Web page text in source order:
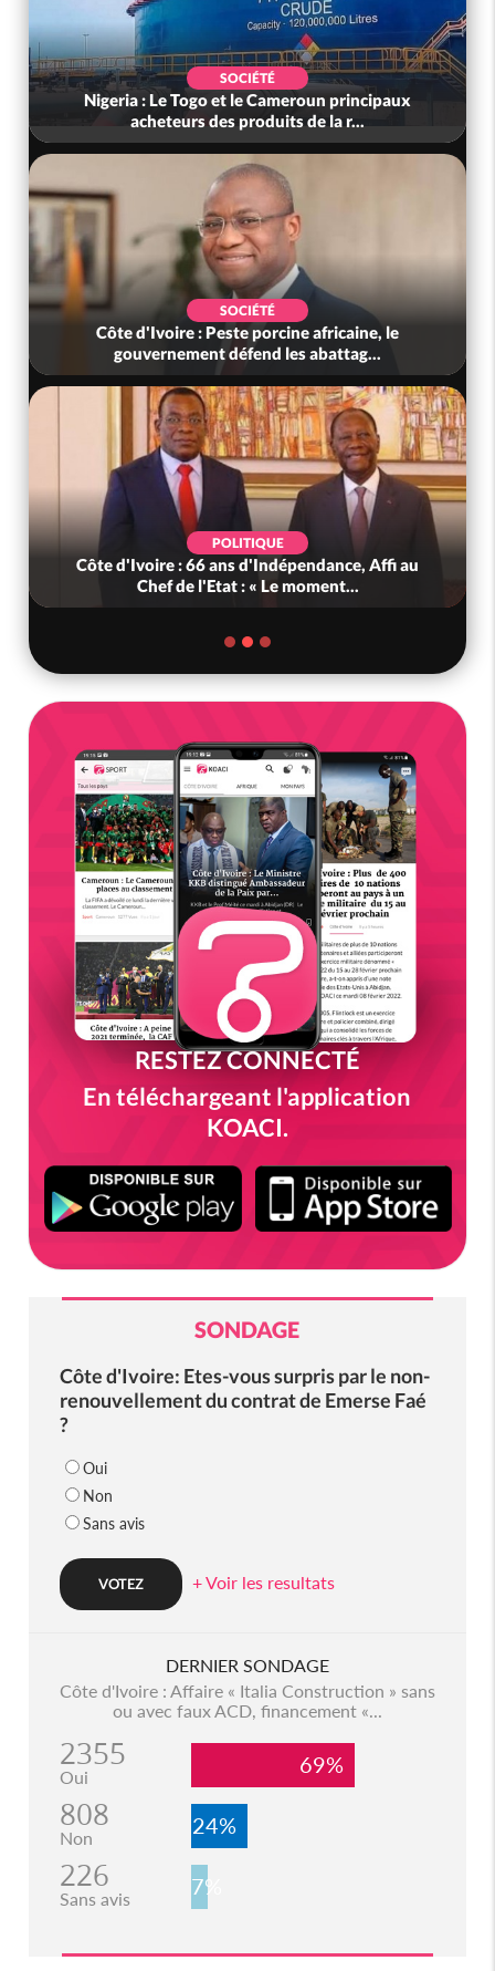
SOCIÉTÉ
Nigeria : Le Togo et le Cameroun principaux
acheteurs des produits de la r...
SOCIÉTÉ
Côte d'Ivoire : Peste porcine africaine, le
gouvernement défend les abattag...
POLITIQUE
Côte d'Ivoire : 66 ans d'Indépendance, Affi au
Chef de l'Etat : « Le moment...
RESTEZ CONNECTÉ
En téléchargeant l'application
KOACI.
SONDAGE
Côte d'Ivoire: Etes-vous surpris par le non-
renouvellement du contrat de Emerse Faé
?
Oui
Non
Sans avis
+ Voir les resultats
DERNIER SONDAGE
Côte d'Ivoire : Affaire « Italia Construction » sans
ou avec faux ACD, financement «...
2355
Oui 69%
808
Non 24%
226
Sans avis 7%